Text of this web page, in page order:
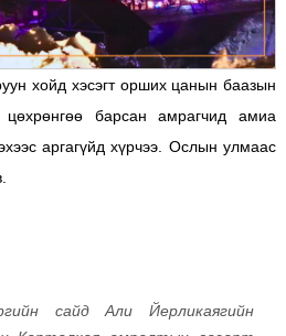
хойд хэсэгт орших цанын баазын
барсан амрагчид амиа
аргагүйд хүрчээ. Ослын улмаас
сайд Али Йерликаягийн